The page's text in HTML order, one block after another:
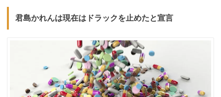
君島かれんは現在はドラックを止めたと宣言